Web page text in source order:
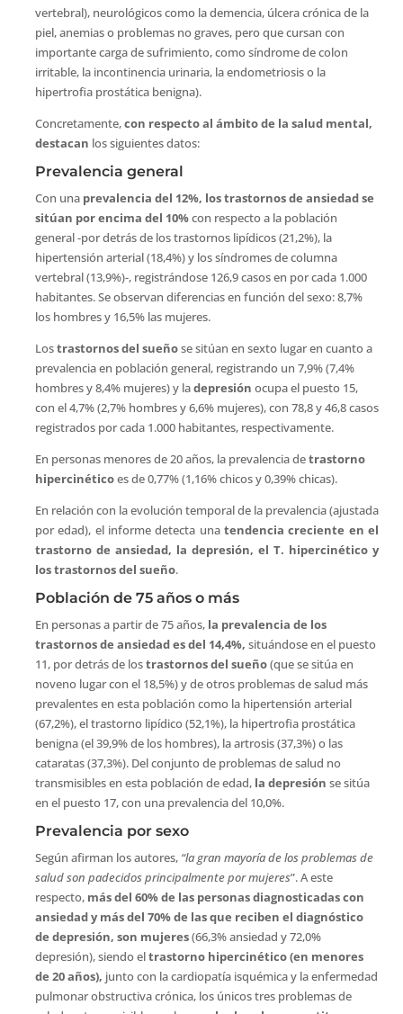
vertebral), neurológicos como la demencia, úlcera crónica de la
piel, anemias o problemas no graves, pero que cursan con
importante carga de sufrimiento, como síndrome de colon
irritable, la incontinencia urinaria, la endometriosis o la
hipertrofia prostática benigna).
Concretamente,con respecto al ámbito de la salud mental,
destacan los siguientes datos:
Prevalencia general
Con una prevalencia del 12%, los trastornos de ansiedad se
sitúan por encima del 10%con respecto a la población
general -por detrás de los trastornos lipídicos (21,2%), la
hipertensión arterial (18,4%) y los síndromes de columna
vertebral (13,9%)-, registrándose 126,9 casos en por cada 1.000
habitantes. Se observan diferencias en función del sexo: 8,7%
los hombres y 16,5% las mujeres.
Lostrastornos del sueñose sitúan en sexto lugar en cuanto a
prevalencia en población general, registrando un 7,9% (7,4%
hombres y 8,4% mujeres) y ladepresión ocupa el puesto 15,
con el 4,7% (2,7% hombres y 6,6% mujeres), con 78,8 y 46,8 casos
registrados por cada 1.000 habitantes, respectivamente.
En personas menores de 20 años, la prevalencia detrastorno
hipercinéticoes de 0,77% (1,16% chicos y 0,39% chicas).
En relación con la evolución temporal de la prevalencia (ajustada
por edad), el informe detecta unatendencia creciente en el
trastorno de ansiedad, la depresión, el T. hipercinético y
los trastornos del sueño.
Población de 75 años o más
En personas a partir de 75 años, la prevalencia de los
trastornos de ansiedad es del 14,4%, situándose en el puesto
11, por detrás de lostrastornos del sueño(que se sitúa en
noveno lugar con el 18,5%) y de otros problemas de salud más
prevalentes en esta población como la hipertensión arterial
(67,2%), el trastorno lipídico (52,1%), la hipertrofia prostática
benigna (el 39,9% de los hombres), la artrosis (37,3%) o las
cataratas (37,3%). Del conjunto de problemas de salud no
transmisibles en esta población de edad, la depresión se sitúa
en el puesto 17, con una prevalencia del 10,0%.
Prevalencia por sexo
Según afirman los autores, “la gran mayoría de los problemas de
salud son padecidos principalmente por mujeres”. A este
respecto, más del 60% de las personas diagnosticadas con
ansiedad y más del 70% de las que reciben el diagnóstico
de depresión, son mujeres(66,3% ansiedad y 72,0%
depresión), siendo eltrastorno hipercinético (en menores
de 20 años), junto con la cardiopatía isquémica y la enfermedad
pulmonar obstructiva crónica, los únicos tres problemas de